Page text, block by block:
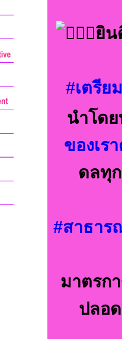
ยิน
#เตรีย
นำโด
ของเร
ดลทุ
#สาธาร
มาตรก
ปลอ